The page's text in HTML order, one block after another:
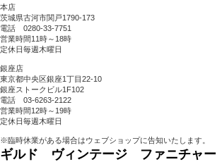
本店
茨城県古河市関戸1790-173
電話 0280-33-7751
営業時間11時～18時
定休日毎週木曜日
銀座店
東京都中央区銀座1丁目22-10
銀座ストークビル1F102
電話 03-6263-2122
営業時間12時～19時
定休日毎週木曜日
※臨時休業がある場合はウェブショップに告知いたします。
ギルド ヴィンテージ ファニチャー